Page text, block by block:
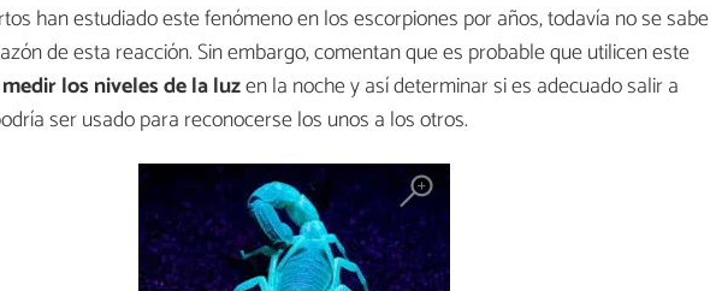
han estudiado este fenómeno en los escorpiones por años, todavía no se sabe
de esta reacción. Sin embargo, comentan que es probable que utilicen este
medir los niveles de la luzen la noche y así determinar si es adecuado salir a
ser usado para reconocerse los unos a los otros.